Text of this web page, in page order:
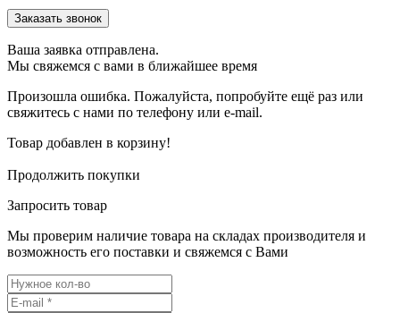
Ваша заявка отправлена.
Мы свяжемся с вами в ближайшее время
Произошла ошибка. Пожалуйста, попробуйте ещё раз или
свяжитесь с нами по телефону или e-mail.
Товар добавлен в корзину!
Продолжить покупки
Запросить товар
Мы проверим наличие товара на складах производителя и
возможность его поставки и свяжемся с Вами